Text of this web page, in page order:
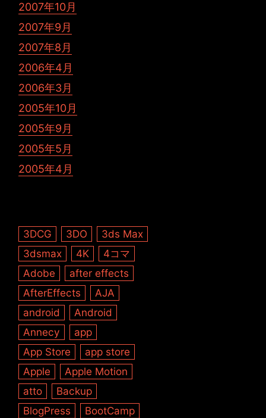
2007年10月
2007年9月
2007年8月
2006年4月
2006年3月
2005年10月
2005年9月
2005年5月
2005年4月
3DCG 3DO
3ds Max
3dsmax
4K
4コマ
Adobe
after effects
AfterEffects
AJA
android
Android
Annecy
app
App Store
app store
Apple
Apple Motion
atto
Backup
BlogPress
BootCamp